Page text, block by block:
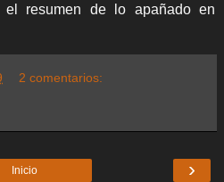
resumen de lo apañado en
2 comentarios:
›
Inicio